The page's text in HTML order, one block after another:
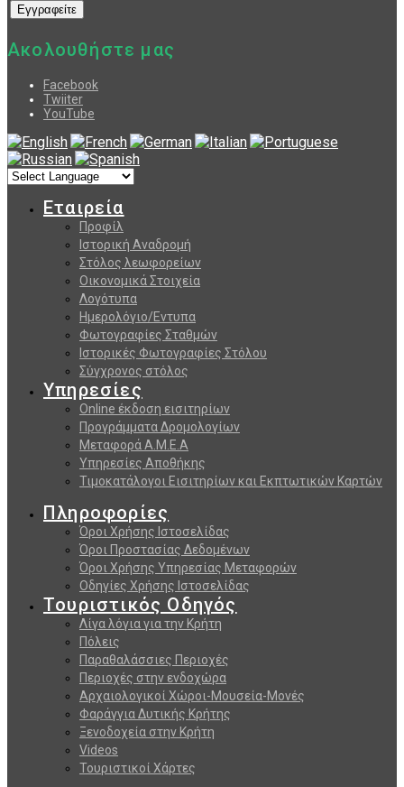
Ακολουθήστε μας
Facebook
Twiiter
YouTube
Εταιρεία
Προφίλ
Ιστορική Αναδρομή
Στόλος λεωφορείων
Οικονομικά Στοιχεία
Λογότυπα
Ημερολόγιο/Εντυπα
Φωτογραφίες Σταθμών
Ιστορικές Φωτογραφίες Στόλου
Σύγχρονος στόλος
Υπηρεσίες
Online έκδοση εισιτηρίων
Προγράμματα Δρομολογίων
Μεταφορά Α.Μ.Ε.Α
Υπηρεσίες Αποθήκης
Τιμοκατάλογοι Εισιτηρίων και Εκπτωτικών Καρτών
Πληροφορίες
Όροι Χρήσης Ιστοσελίδας
Όροι Προστασίας Δεδομένων
Όροι Χρήσης Υπηρεσίας Μεταφορών
Οδηγίες Χρήσης Ιστοσελίδας
Τουριστικός Οδηγός
Λίγα λόγια για την Κρήτη
Πόλεις
Παραθαλάσσιες Περιοχές
Περιοχές στην ενδοχώρα
Αρχαιολογικοί Χώροι-Μουσεία-Μονές
Φαράγγια Δυτικής Κρήτης
Ξενοδοχεία στην Κρήτη
Videos
Τουριστικοί Χάρτες